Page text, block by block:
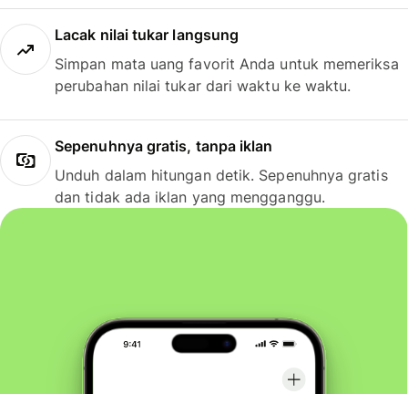
Lacak nilai tukar langsung
Simpan mata uang favorit Anda untuk memeriksa
perubahan nilai tukar dari waktu ke waktu.
Sepenuhnya gratis, tanpa iklan
Unduh dalam hitungan detik. Sepenuhnya gratis
dan tidak ada iklan yang mengganggu.